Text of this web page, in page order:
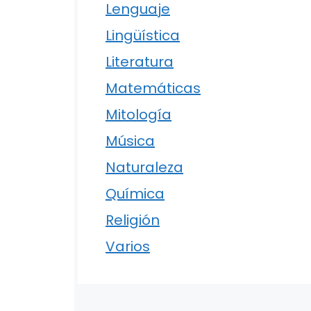
Lenguaje
Lingüística
Literatura
Matemáticas
Mitología
Música
Naturaleza
Química
Religión
Varios